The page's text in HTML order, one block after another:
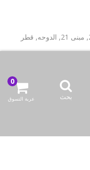
بحث عربة التسوق